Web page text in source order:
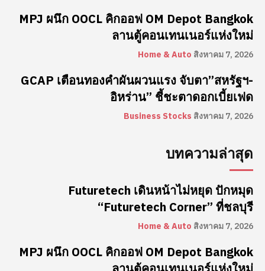
MPJ ผนึก OOCL คิกออฟ OM Depot Bangkok
ลานตู้คอนเทนเนอร์แห่งใหม่
Home & Auto สิงหาคม 7, 2026
GCAP เตือนทองคำผันผวนแรง จับตา”สหรัฐฯ-
อิหร่าน” ชี้ชะตาดอกเบี้ยเฟด
Business Stocks สิงหาคม 7, 2026
บทความล่าสุด
Futuretech เดินหน้าไม่หยุด ปักหมุด
“Futuretech Corner” ที่ชลบุรี
Home & Auto สิงหาคม 7, 2026
MPJ ผนึก OOCL คิกออฟ OM Depot Bangkok